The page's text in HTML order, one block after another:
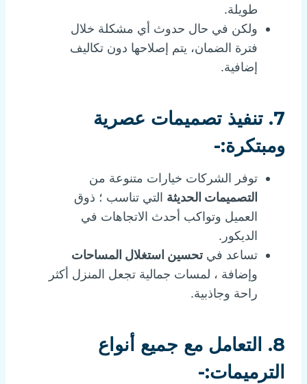
طويلة.
ولكن في حال حدوث أي مشكلة خلال
فترة الضمان، يتم إصلاحها دون تكاليف
إضافية.
7. تنفيذ تصميمات عصرية
ومبتكرة:-
توفر الشركات خيارات متنوعة من
التصميمات الحديثة التي تناسب ؛ ذوق
العميل وتواكب أحدث الاتجاهات في
الديكور.
تساعد فيتحسين استغلال المساحات
وإضافة ، لمسات جمالية تجعل المنزل أكثر
راحة وجاذبية.
8. التعامل مع جميع أنواع
الترميمات:-